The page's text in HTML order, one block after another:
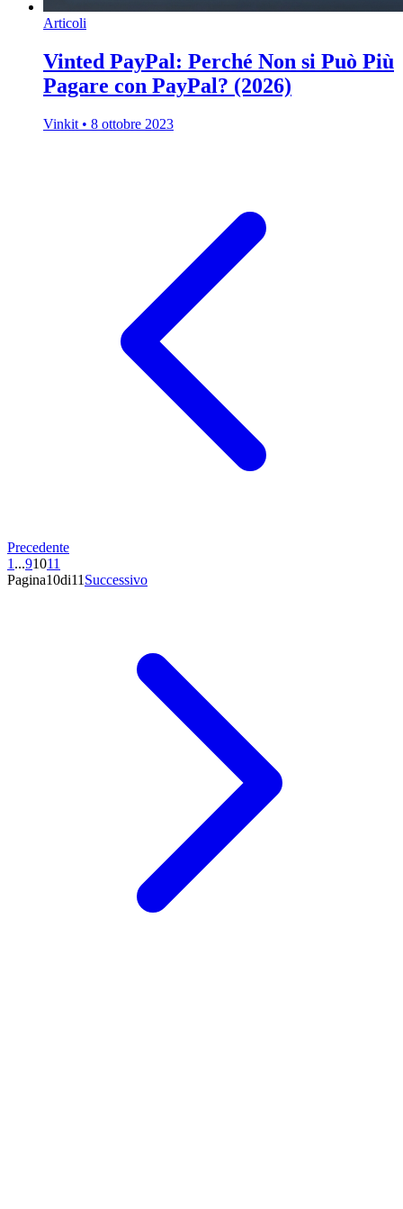
Articoli
Vinted PayPal: Perché Non si Può Più
Pagare con PayPal? (2026)
Vinkit • 8 ottobre 2023
Precedente
1 ...91011
Pagina10di11 Successivo